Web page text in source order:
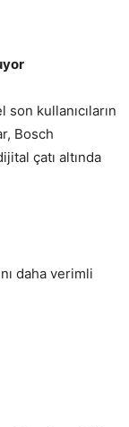
kullanıcıların
Bosch
çatı altında
daha verimli